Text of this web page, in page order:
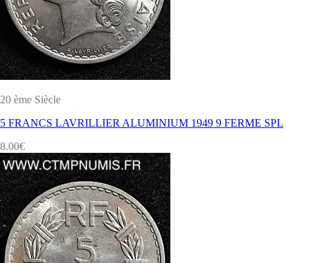
20 ème Siècle
5 FRANCS LAVRILLIER ALUMINIUM 1949 9 FERME SPL
8.00€